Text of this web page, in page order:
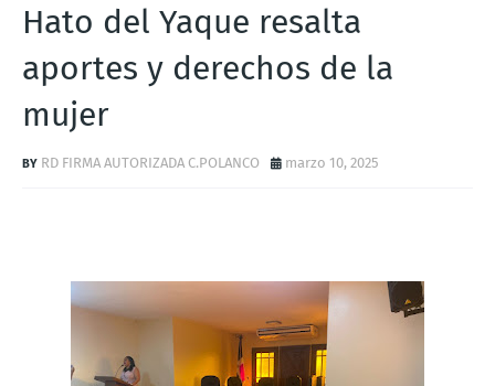
Hato del Yaque resalta
aportes y derechos de la
mujer
RD FIRMA AUTORIZADA C.POLANCO marzo 10, 2025